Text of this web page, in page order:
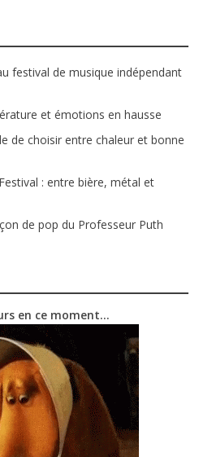
festival de musique indépendant
et émotions en hausse
de choisir entre chaleur et bonne
: entre bière, métal et
de pop du Professeur Puth
en ce moment…